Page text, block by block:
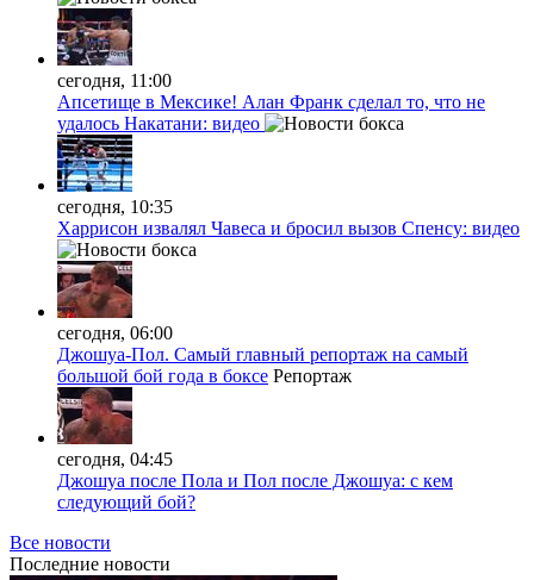
сегодня, 11:00
Апсетище в Мексике! Алан Франк сделал то, что не
удалось Накатани: видео
сегодня, 10:35
Харрисон извалял Чавеса и бросил вызов Спенсу: видео
сегодня, 06:00
Джошуа-Пол. Самый главный репортаж на самый
большой бой года в боксе Репортаж
сегодня, 04:45
Джошуа после Пола и Пол после Джошуа: с кем
следующий бой?
Все новости
Последние новости